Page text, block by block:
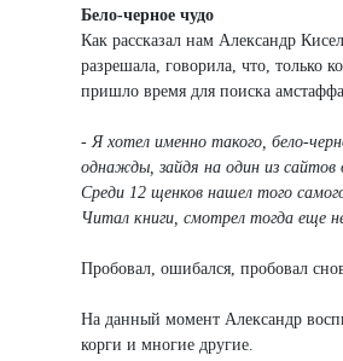
Бело-черное чудо
Как рассказал нам Александр
разрешала, говорила, что, только
пришло время для поиска амстаффа.
- Я хотел именно такого, бело-
однажды, зайдя на один из сайтов
Среди 12 щенков нашел того
Читал книги, смотрел тогда еще
Пробовал, ошибался, пробовал
На данный момент Александр
корги и многие другие.